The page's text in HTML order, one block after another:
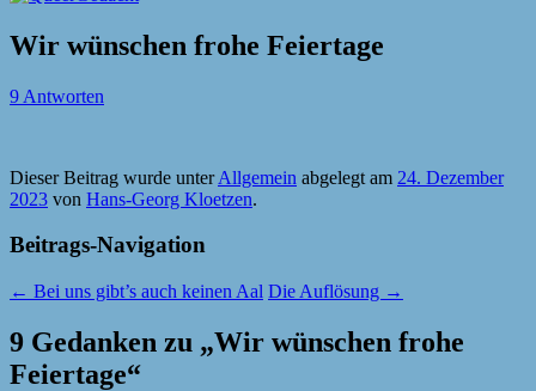
Wir wünschen frohe Feiertage
9 Antworten
Dieser Beitrag wurde unterAllgemein abgelegt am 24. Dezember
2023 von Hans-Georg Kloetzen.
Beitrags-Navigation
← Bei uns gibt’s auch keinen Aal Die Auflösung →
9 Gedanken zu „Wir wünschen frohe
Feiertage“